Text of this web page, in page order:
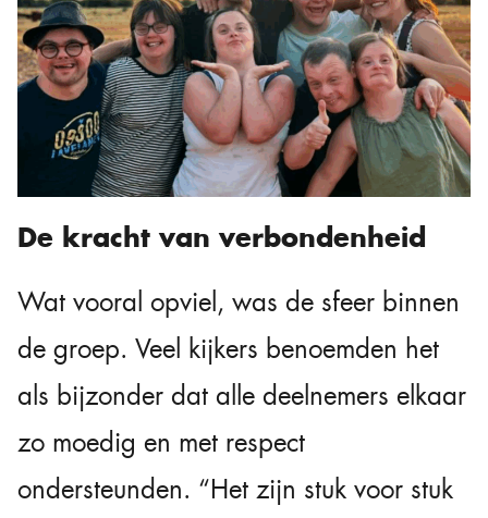
De kracht van verbondenheid
Wat vooral opviel, was de sfeer binnen
de groep. Veel kijkers benoemden het
als bijzonder dat alle deelnemers elkaar
zo moedig en met respect
ondersteunden. “Het zijn stuk voor stuk